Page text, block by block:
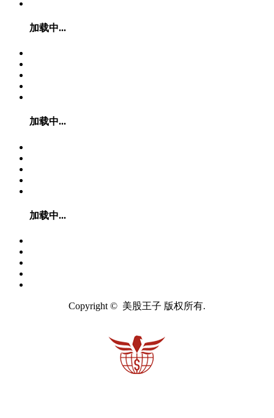
加载中...
加载中...
加载中...
Copyright © 美股王子 版权所有.